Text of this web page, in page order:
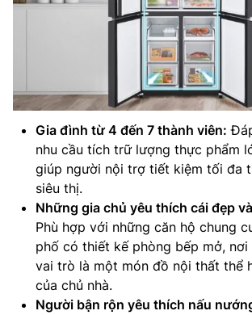
Gia đình từ 4 đến 7 thành viên:
nhu cầu tích trữ lượng thực phẩm
giúp người nội trợ tiết kiệm tối đa
siêu thị.
Những gia chủ yêu thích cái đẹp
Phù hợp với những căn hộ chung
phố có thiết kế phòng bếp mở, nơi
vai trò là một món đồ nội thất thể
của chủ nhà.
Người bận rộn yêu thích nấu